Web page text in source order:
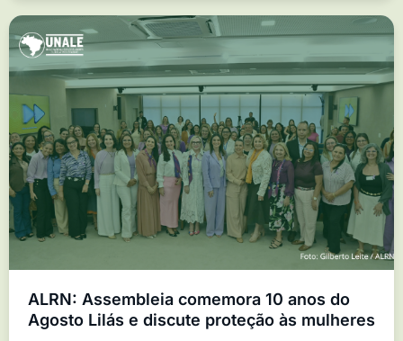
ALRN: Assembleia comemora 10 anos do
Agosto Lilás e discute proteção às mulheres